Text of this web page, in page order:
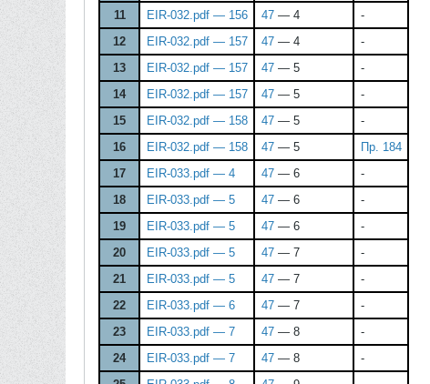
11
EIR-032.pdf — 156 47— 4
-
12
EIR-032.pdf — 157 47— 4
-
13
EIR-032.pdf — 157 47— 5
-
14
EIR-032.pdf — 157 47— 5
-
15
EIR-032.pdf — 158 47— 5
-
16
EIR-032.pdf — 158 47— 5
Пр. 184
17
EIR-033.pdf — 4 47— 6
-
18
EIR-033.pdf — 5 47— 6
-
19
EIR-033.pdf — 5 47— 6
-
20
EIR-033.pdf — 5 47— 7
-
21
EIR-033.pdf — 5 47— 7
-
22
EIR-033.pdf — 6 47— 7
-
23
EIR-033.pdf — 7 47— 8
-
24
EIR-033.pdf — 7 47— 8
-